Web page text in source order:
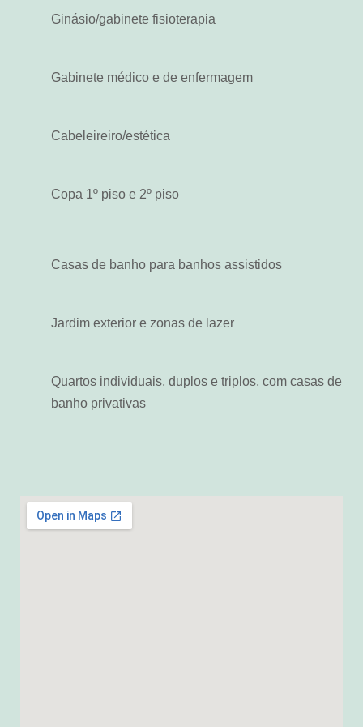
Ginásio/gabinete fisioterapia
Gabinete médico e de enfermagem
Cabeleireiro/estética
Copa 1º piso e 2º piso
Casas de banho para banhos assistidos
Jardim exterior e zonas de lazer
Quartos individuais, duplos e triplos, com casas de
banho privativas